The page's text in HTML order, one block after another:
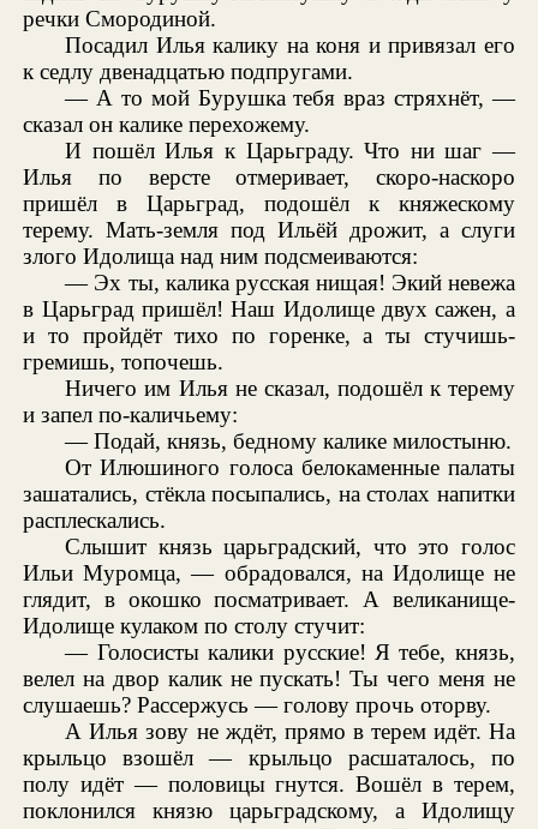
речки Смородиной.
Посадил Илья калику на коня и привязал его
к седлу двенадцатью подпругами.
— А то мой Бурушка тебя враз стряхнёт, —
сказал он калике перехожему.
И пошёл Илья к Царьграду. Что ни шаг —
Илья по версте отмеривает, скоро-наскоро
пришёл в Царьград, подошёл к княжескому
терему. Мать-земля под Ильёй дрожит, а слуги
злого Идолища над ним подсмеиваются:
— Эх ты, калика русская нищая! Экий невежа
в Царьград пришёл! Наш Идолище двух сажен, а
и то пройдёт тихо по горенке, а ты стучишь-
гремишь, топочешь.
Ничего им Илья не сказал, подошёл к терему
и запел по-каличьему:
— Подай, князь, бедному калике милостыню.
От Илюшиного голоса белокаменные палаты
зашатались, стёкла посыпались, на столах напитки
расплескались.
Слышит князь царьградский, что это голос
Ильи Муромца, — обрадовался, на Идолище не
глядит, в окошко посматривает. А великанище-
Идолище кулаком по столу стучит:
— Голосисты калики русские! Я тебе, князь,
велел на двор калик не пускать! Ты чего меня не
слушаешь? Рассержусь — голову прочь оторву.
А Илья зову не ждёт, прямо в терем идёт. На
крыльцо взошёл — крыльцо расшаталось, по
полу идёт — половицы гнутся. Вошёл в терем,
поклонился князю царьградскому, а Идолищу